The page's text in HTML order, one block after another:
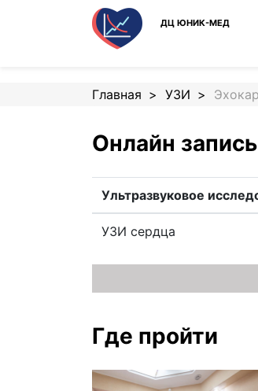
ДЦ ЮНИК-МЕД
Главная УЗИ
Онлайн
Ультразвуковое
УЗИ сердца
Где пройти